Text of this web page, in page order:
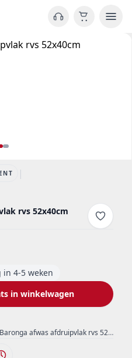
afwas afdruipvlak rvs 52x40cm vlakinbouw BAR52FVI
|
rvs 52x40cm
4-5 weken
in winkelwagen